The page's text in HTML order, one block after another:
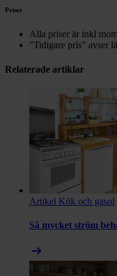
Priser
Alla priser är inkl
"Tidigare pris" avser
Relaterade artiklar
Artikel Kök och gasol
Så mycket ström
arrow_right_alt